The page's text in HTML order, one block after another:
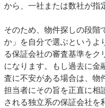
から、一社または数社が指
そのため、物件探しの段階
か」を自分で選ぶというよ
る保証会社の審査基準をク
になります。もし過去に金
査に不安がある場合は、物
担当者にその旨を正直に相
される独立系の保証会社を